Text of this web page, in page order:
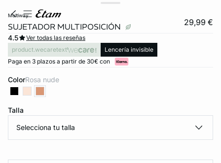
multiway
SUJETADOR MULTIPOSICIÓN 29,99 €
4.5
Ver todas las reseñas
product.wecaretext
Lencería invisible
Paga en 3 plazos a partir de 30€ con
Color rosa nude
Talla
Selecciona tu talla